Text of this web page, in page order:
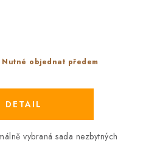
Nutné objednat předem
vybraná sada nezbytných